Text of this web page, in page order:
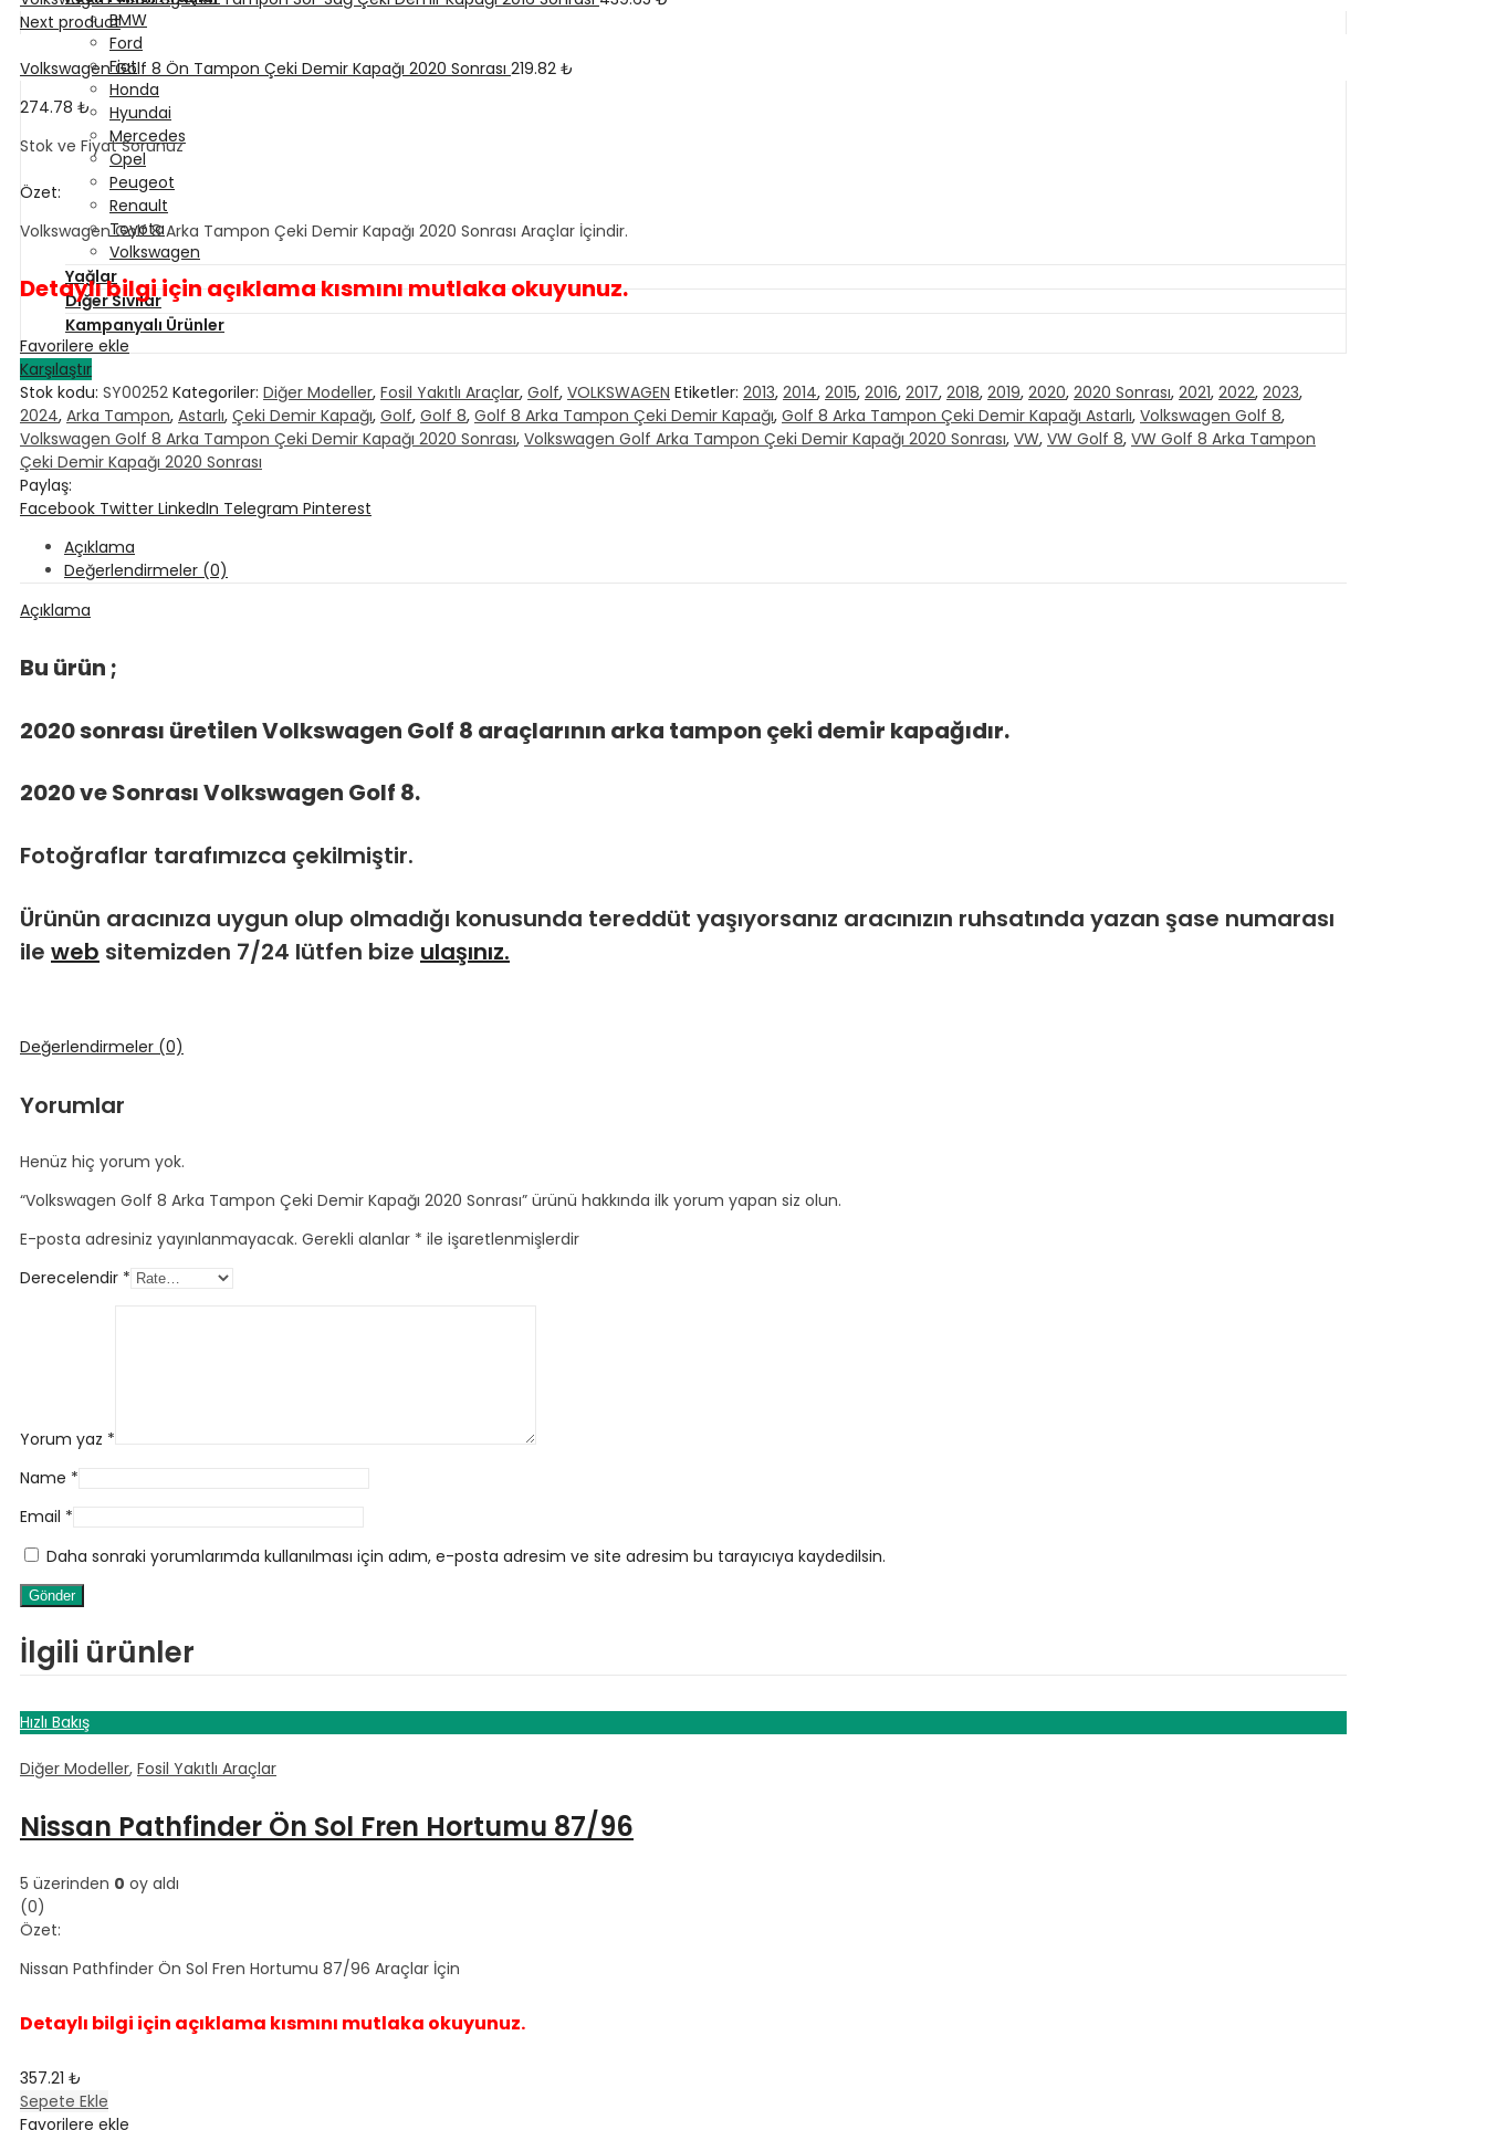
BMW
Ford
Fiat
Honda
Hyundai
Mercedes
Opel
Peugeot
Renault
Toyota
Volkswagen
Yağlar
Diğer Sıvılar
Kampanyalı Ürünler
Ana Sayfa
Mağaza
Elektrikli – Hybrid Araçlar
Fosil Yakıtlı Araçlar
Hakkımızda
İletişim
Next product
Volkswagen Golf 8 Ön Tampon Çeki Demir Kapağı 2020 Sonrası 219.82 ₺
274.78 ₺
Stok ve Fiyat Sorunuz
Özet:
Volkswagen Golf 8 Arka Tampon Çeki Demir Kapağı 2020 Sonrası Araçlar İçindir.
Detaylı bilgi için açıklama kısmını mutlaka okuyunuz.
Favorilere ekle
Karşılaştır
Stok kodu: SY00252 Kategoriler: Diğer Modeller, Fosil Yakıtlı Araçlar, Golf, VOLKSWAGEN Etiketler: 2013, 2014, 2015, 2016, 2017, 2018, 2019, 2020, 2020 Sonrası, 2021, 2022, 2023,
2024, Arka Tampon, Astarlı, Çeki Demir Kapağı, Golf, Golf 8, Golf 8 Arka Tampon Çeki Demir Kapağı, Golf 8 Arka Tampon Çeki Demir Kapağı Astarlı, Volkswagen Golf 8,
Volkswagen Golf 8 Arka Tampon Çeki Demir Kapağı 2020 Sonrası, Volkswagen Golf Arka Tampon Çeki Demir Kapağı 2020 Sonrası, VW, VW Golf 8, VW Golf 8 Arka Tampon
Çeki Demir Kapağı 2020 Sonrası
Paylaş:
Facebook Twitter LinkedIn Telegram Pinterest
Açıklama
Değerlendirmeler (0)
Açıklama
Bu ürün ;
2020 sonrası üretilen Volkswagen Golf 8 araçlarının arka tampon çeki demir kapağıdır.
2020 ve SonrasıVolkswagen Golf 8.
Fotoğraflar tarafımızca çekilmiştir.
Ürünün aracınıza uygun olup olmadığı konusunda tereddüt yaşıyorsanız aracınızın ruhsatında yazan şase numarası
ile web sitemizden 7/24 lütfen bize ulaşınız.
Değerlendirmeler (0)
Yorumlar
Henüz hiç yorum yok.
“Volkswagen Golf 8 Arka Tampon Çeki Demir Kapağı 2020 Sonrası” ürünü hakkında ilk yorum yapan siz olun.
E-posta adresiniz yayınlanmayacak. Gerekli alanlar * ile işaretlenmişlerdir
Derecelendir *
Yorum yaz *
Name *
Email *
Daha sonraki yorumlarımda kullanılması için adım, e-posta adresim ve site adresim bu tarayıcıya kaydedilsin.
İlgili ürünler
Hızlı Bakış
Diğer Modeller, Fosil Yakıtlı Araçlar
Nissan Pathfinder Ön Sol Fren Hortumu 87/96
5 üzerinden 0 oy aldı
(0)
Özet:
Nissan Pathfinder Ön Sol Fren Hortumu 87/96 Araçlar İçin
Detaylı bilgi için açıklama kısmını mutlaka okuyunuz.
357.21 ₺
Sepete Ekle
Favorilere ekle